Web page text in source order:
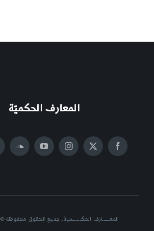
المعارف الحكميّة
المعــــــارف الحكــــــــمية, جميع الحقوق محفوظة © 2026- 2012